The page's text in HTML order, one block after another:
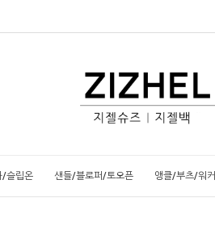
/슬립온 샌들/블로퍼/토오픈 앵클/부츠/워커